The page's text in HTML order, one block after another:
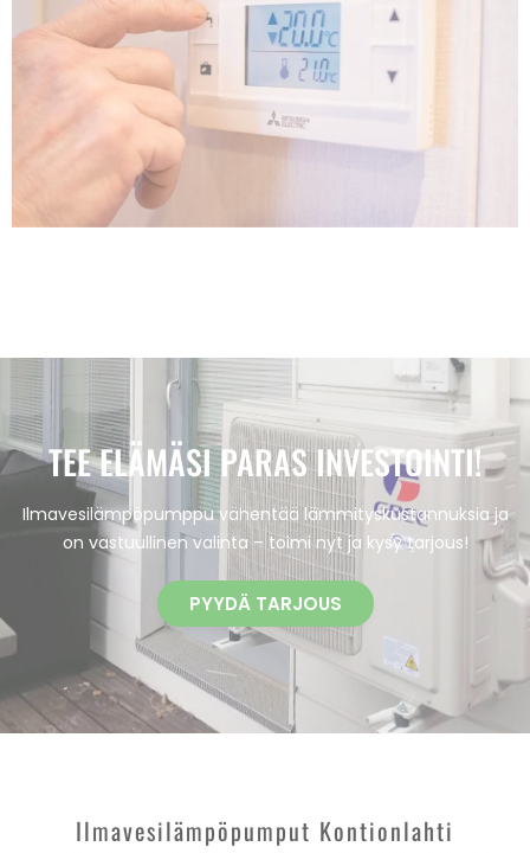
TEE ELÄMÄSI PARAS INVESTOINTI!
Ilmavesilämpöpumppu vähentää lämmityskustannuksia ja
on vastuullinen valinta – toimi nyt ja kysy tarjous!
PYYDÄ TARJOUS
Ilmavesilämpöpumput Kontionlahti